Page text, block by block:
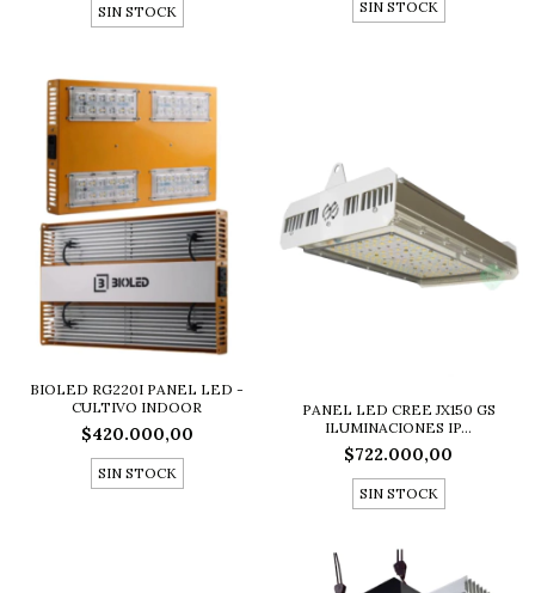
SIN STOCK SIN STOCK
BIOLED RG220I PANEL LED -
CULTIVO INDOOR
$420.000,00
SIN STOCK
PANEL LED CREE JX150 GS
ILUMINACIONES IP...
$722.000,00
SIN STOCK